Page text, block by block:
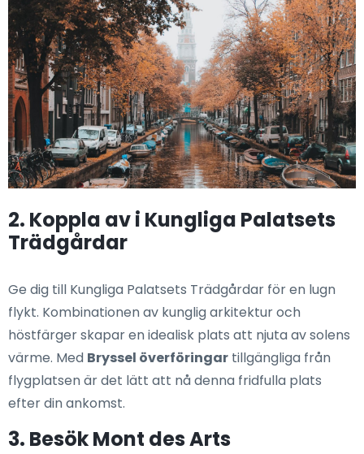
2. Koppla av i Kungliga Palatsets
Trädgårdar
Ge dig till Kungliga Palatsets Trädgårdar för en lugn
flykt. Kombinationen av kunglig arkitektur och
höstfärger skapar en idealisk plats att njuta av solens
värme. Med Bryssel överföringar tillgängliga från
flygplatsen är det lätt att nå denna fridfulla plats
efter din ankomst.
3. Besök Mont des Arts